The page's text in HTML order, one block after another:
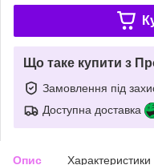
Що таке купити з
Замовлення під
Доступна доставка
Опис Характеристики